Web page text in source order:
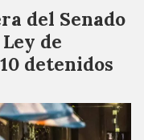
del Senado
de
detenidos